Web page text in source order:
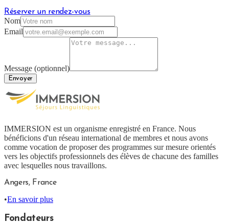
Réserver un rendez-vous
Nom
Email
Message (optionnel)
Envoyer
IMMERSION est un organisme enregistré en France. Nous
bénéficions d'un réseau international de membres et nous avons
comme vocation de proposer des programmes sur mesure orientés
vers les objectifs professionnels des élèves de chacune des familles
avec lesquelles nous travaillons.
Angers, France
•En savoir plus
Fondateurs